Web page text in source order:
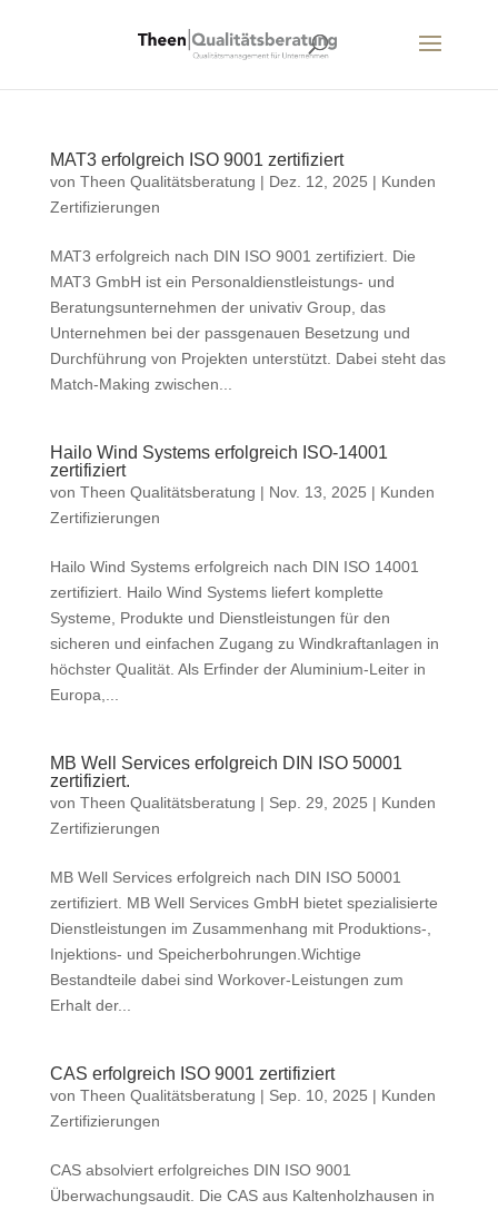
MAT3 erfolgreich ISO 9001 zertifiziert
von Theen Qualitätsberatung | Dez. 12, 2025 | Kunden
Zertifizierungen
MAT3 erfolgreich nach DIN ISO 9001 zertifiziert. Die
MAT3 GmbH ist ein Personaldienstleistungs- und
Beratungsunternehmen der univativ Group, das
Unternehmen bei der passgenauen Besetzung und
Durchführung von Projekten unterstützt. Dabei steht das
Match-Making zwischen...
Hailo Wind Systems erfolgreich ISO-14001
zertifiziert
von Theen Qualitätsberatung | Nov. 13, 2025 | Kunden
Zertifizierungen
Hailo Wind Systems erfolgreich nach DIN ISO 14001
zertifiziert. Hailo Wind Systems liefert komplette
Systeme, Produkte und Dienstleistungen für den
sicheren und einfachen Zugang zu Windkraftanlagen in
höchster Qualität. Als Erfinder der Aluminium-Leiter in
Europa,...
MB Well Services erfolgreich DIN ISO 50001
zertifiziert.
von Theen Qualitätsberatung | Sep. 29, 2025 | Kunden
Zertifizierungen
MB Well Services erfolgreich nach DIN ISO 50001
zertifiziert. MB Well Services GmbH bietet spezialisierte
Dienstleistungen im Zusammenhang mit Produktions-,
Injektions- und Speicherbohrungen.Wichtige
Bestandteile dabei sind Workover-Leistungen zum
Erhalt der...
CAS erfolgreich ISO 9001 zertifiziert
von Theen Qualitätsberatung | Sep. 10, 2025 | Kunden
Zertifizierungen
CAS absolviert erfolgreiches DIN ISO 9001
Überwachungsaudit. Die CAS aus Kaltenholzhausen in